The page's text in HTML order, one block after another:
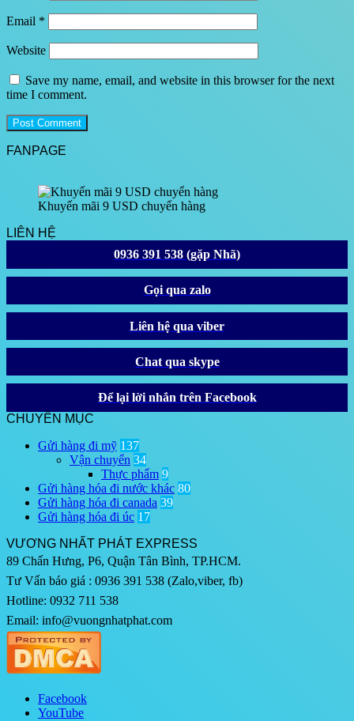
Email *
Website
Save my name, email, and website in this browser for the next
time I comment.
FANPAGE
Khuyến mãi 9 USD chuyển hàng
LIÊN HỆ
0936 391 538 (gặp Nhã)
Gọi qua zalo
Liên hệ qua viber
Chat qua skype
Để lại lời nhắn trên Facebook
CHUYÊN MỤC
Gửi hàng đi mỹ 137
Vận chuyển 34
Thực phẩm 9
Gửi hàng hóa đi nước khác 80
Gửi hàng hóa đi canada 39
Gửi hàng hóa đi úc 17
VƯƠNG NHẤT PHÁT EXPRESS
89 Chấn Hưng, P6, Quận Tân Bình, TP.HCM.
Tư Vấn báo giá : 0936 391 538 (Zalo,viber, fb)
Hotline: 0932 711 538
Email: info@vuongnhatphat.com
Facebook
YouTube